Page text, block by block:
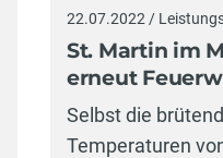
22.07.2022 /
St. Martin im
erneut
Selbst die
Temperaturen